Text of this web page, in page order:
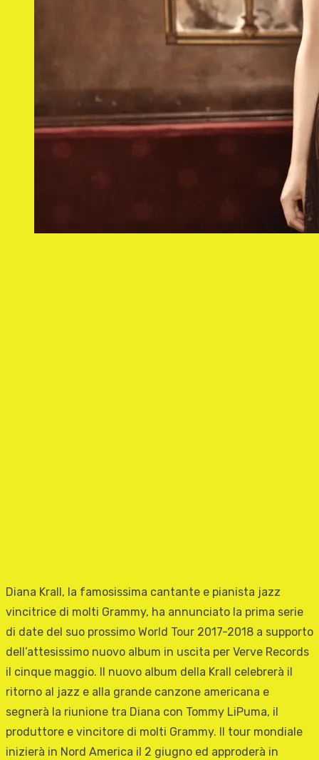
Diana Krall, la famosissima cantante e pianista jazz
vincitrice di molti Grammy, ha annunciato la prima serie
di date del suo prossimo World Tour 2017-2018 a supporto
dell’attesissimo nuovo album in uscita per Verve Records
il cinque maggio. Il nuovo album della Krall celebrerà il
ritorno al jazz e alla grande canzone americana e
segnerà la riunione tra Diana con Tommy LiPuma, il
produttore e vincitore di molti Grammy. Il tour mondiale
inizierà in Nord America il 2 giugno ed approderà in